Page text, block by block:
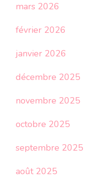
mars 2026
février 2026
janvier 2026
décembre 2025
novembre 2025
octobre 2025
septembre 2025
août 2025